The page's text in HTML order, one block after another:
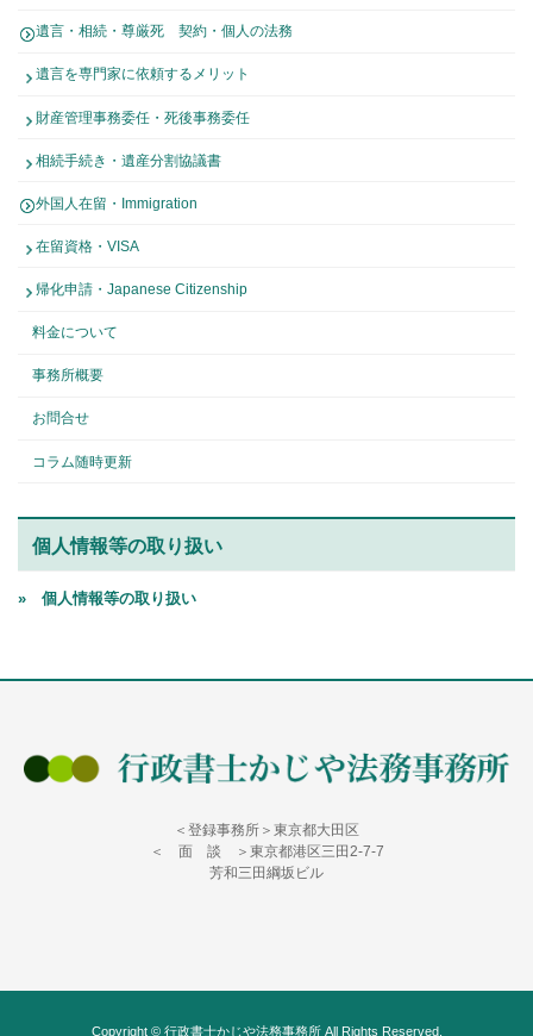
遺言・相続・尊厳死 契約・個人の法務
遺言を専門家に依頼するメリット
財産管理事務委任・死後事務委任
相続手続き・遺産分割協議書
外国人在留・Immigration
在留資格・VISA
帰化申請・Japanese Citizenship
料金について
事務所概要
お問合せ
コラム随時更新
個人情報等の取り扱い
» 個人情報等の取り扱い
＜登録事務所＞東京都大田区
＜ 面 談 ＞東京都港区三田2-7-7
芳和三田綱坂ビル
Copyright © 行政書士かじや法務事務所 All Rights Reserved.